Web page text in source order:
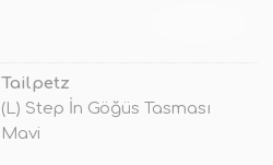
Tailpetz
(L) Step İn Göğüs Tasması
Mavi